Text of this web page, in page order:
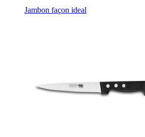
Jambon façon ideal